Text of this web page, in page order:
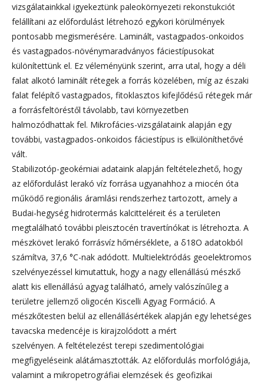
vizsgálatainkkal igyekeztünk paleokörnyezeti rekonstukciót
felállítani az előfordulást létrehozó egykori körülmények
pontosabb megismerésére. Laminált, vastagpados-onkoidos
és vastagpados-növénymaradványos fáciestípusokat
különítettünk el. Ez véleményünk szerint, arra utal, hogy a déli
falat alkotó laminált rétegek a forrás közelében, míg az északi
falat felépítő vastagpados, fitoklasztos kifejlődésű rétegek már
a forrásfeltöréstől távolabb, tavi környezetben
halmozódhattak fel. Mikrofácies-vizsgálataink alapján egy
további, vastagpados-onkoidos fáciestípus is elkülöníthetővé
vált.
Stabilizotóp-geokémiai adataink alapján feltételezhető, hogy
az előfordulást lerakó víz forrása ugyanahhoz a miocén óta
működő regionális áramlási rendszerhez tartozott, amely a
Budai-hegység hidrotermás kalcitteléreit és a területen
megtalálható további pleisztocén travertínókat is létrehozta. A
mészkövet lerakó forrásvíz hőmérséklete, a δ18O adatokból
számítva, 37,6 °C-nak adódott. Multielektródás geoelektromos
szelvényezéssel kimutattuk, hogy a nagy ellenállású mészkő
alatt kis ellenállású agyag található, amely valószínűleg a
területre jellemző oligocén Kiscelli Agyag Formáció. A
mészkőtesten belül az ellenállásértékek alapján egy lehetséges
tavacska medencéje is kirajzolódott a mért
szelvényen. A feltételezést terepi szedimentológiai
megfigyeléseink alátámasztották. Az előfordulás morfológiája,
valamint a mikropetrográfiai elemzések és geofizikai